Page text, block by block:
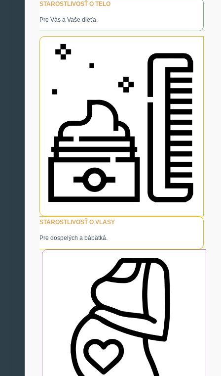
STAROSTLIVOSŤ O TELO
Pre Vás a Vaše dieťa.
STAROSTLIVOSŤ O VLASY
Pre dospelých a bábätká.